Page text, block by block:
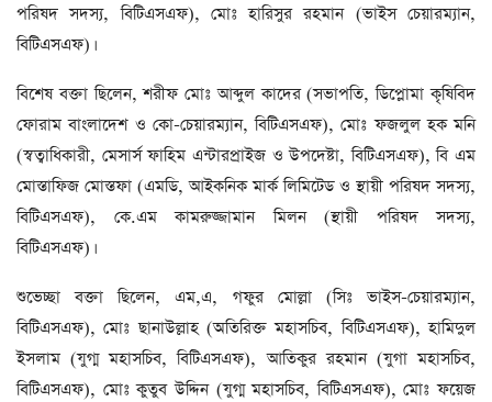
পরিষদ সদস্য, বিটিএসএফ), মোঃ হারিসুর রহমান (ভাইস চেয়ারম্যান,
বিটিএসএফ)।
বিশেষ বক্তা ছিলেন, শরীফ মোঃ আব্দুল কাদের (সভাপতি, ডিপ্লোমা কৃষিবিদ
ফোরাম বাংলাদেশ ও কো-চেয়ারম্যান, বিটিএসএফ), মোঃ ফজলুল হক মনি
(স্বত্বাধিকারী, মেসার্স ফাহিম এন্টারপ্রাইজ ও উপদেষ্টা, বিটিএসএফ), বি এম
মোস্তাফিজ মোস্তফা (এমডি, আইকনিক মার্ক লিমিটেড ও স্থায়ী পরিষদ সদস্য,
বিটিএসএফ), কে.এম কামরুজ্জামান মিলন (স্থায়ী পরিষদ সদস্য,
বিটিএসএফ)।
শুভেচ্ছা বক্তা ছিলেন, এম,এ, গফুর মোল্লা (সিঃ ভাইস-চেয়ারম্যান,
বিটিএসএফ), মোঃ ছানাউল্লাহ (অতিরিক্ত মহাসচিব, বিটিএসএফ), হামিদুল
ইসলাম (যুগ্ম মহাসচিব, বিটিএসএফ), আতিকুর রহমান (যুগা মহাসচিব,
বিটিএসএফ), মোঃ কুতুব উদ্দিন (যুগ্ম মহাসচিব, বিটিএসএফ), মোঃ ফয়েজ